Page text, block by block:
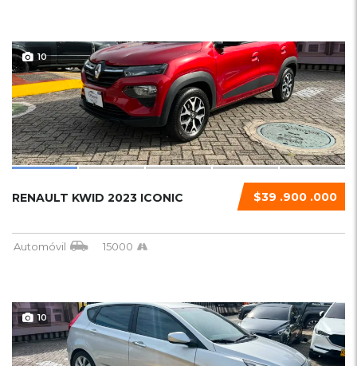
10
$39 .900 .000
RENAULT KWID 2023 ICONIC
Automóvil 15000
10